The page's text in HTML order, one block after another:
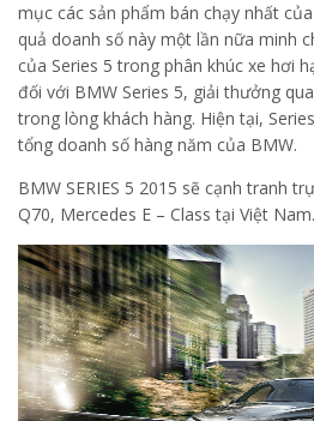
mục các sản phẩm bán chạy nhất
quả doanh số này một lần nữa minh
của Series 5 trong phân khúc xe hơi
đối với BMW Series 5, giải thưởng
trong lòng khách hàng. Hiện tại,
tổng doanh số hàng năm của BMW.
BMW SERIES 5 2015 sẽ cạnh tranh
Q70, Mercedes E – Class tại Việt Nam.